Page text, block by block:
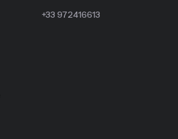
+33 972416613